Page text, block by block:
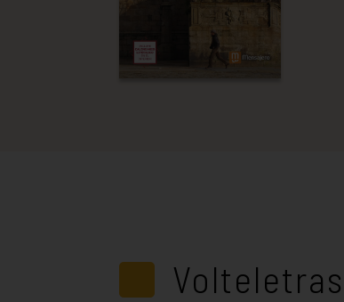
Volteletras